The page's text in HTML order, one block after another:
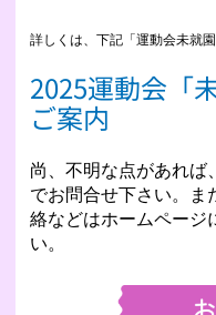
詳しくは、下記「運動会未就
2025運動会「
ご案内
尚、不明な点があれば
でお問合せ下さい。ま
絡などはホームページ
い。